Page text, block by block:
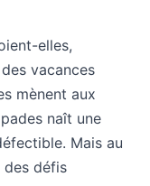
elles,
vacances
mènent aux
naît une
Mais au
des défis